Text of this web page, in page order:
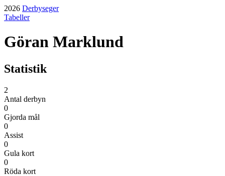
2026 Derbyseger
Tabeller
Göran Marklund
Statistik
2
Antal derbyn
0
Gjorda mål
0
Assist
0
Gula kort
0
Röda kort